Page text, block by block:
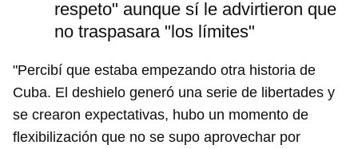
respeto" aunque sí le advirtieron que
no traspasara "los límites"
"Percibí que estaba empezando otra historia de
Cuba. El deshielo generó una serie de libertades y
se crearon expectativas, hubo un momento de
flexibilización que no se supo aprovechar por